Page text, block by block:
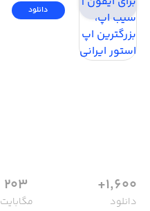
دانلود
1,600+
دانلود
203
مگابایت